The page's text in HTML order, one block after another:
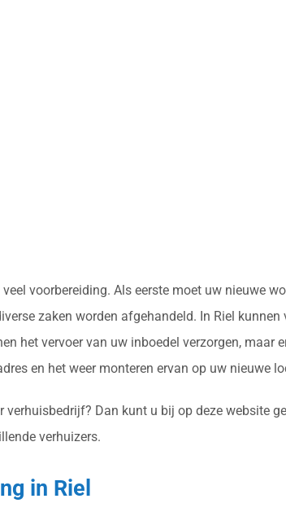
voorbereiding. Als eerste moet uw nieuwe
zaken worden afgehandeld. In Riel
het vervoer van uw inboedel verzorgen, maar
en het weer monteren ervan op uw nieuwe
Dan kunt u bij op deze website
verhuizers.
in Riel